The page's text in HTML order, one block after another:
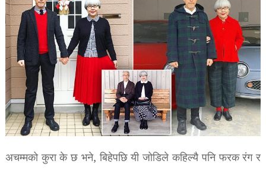
अचम्मको कुरा के छ भने, बिहेपछि यी जोडिले कहिल्यै पनि फरक रंग र